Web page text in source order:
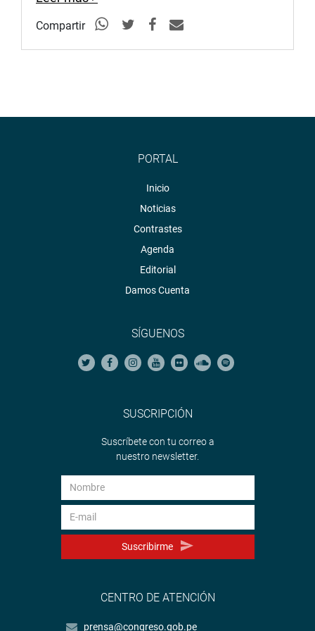
Compartir
PORTAL
Inicio
Noticias
Contrastes
Agenda
Editorial
Damos Cuenta
SÍGUENOS
SUSCRIPCIÓN
Suscríbete con tu correo a
nuestro newsletter.
Suscribirme
CENTRO DE ATENCIÓN
prensa@congreso.gob.pe